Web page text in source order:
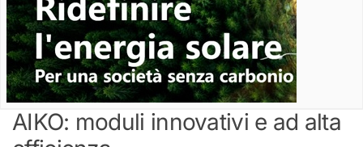
AIKO: moduli innovativi e ad alta